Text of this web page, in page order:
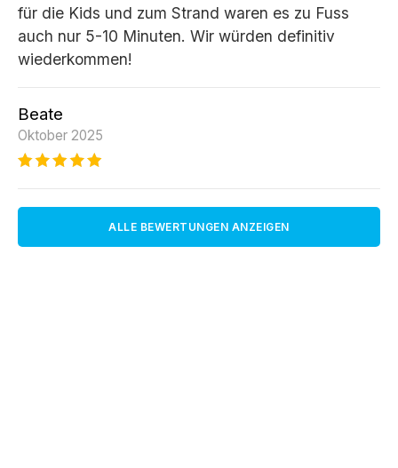
für die Kids und zum Strand waren es zu Fuss
auch nur 5-10 Minuten. Wir würden definitiv
wiederkommen!
Beate
Oktober 2025
ALLE BEWERTUNGEN ANZEIGEN